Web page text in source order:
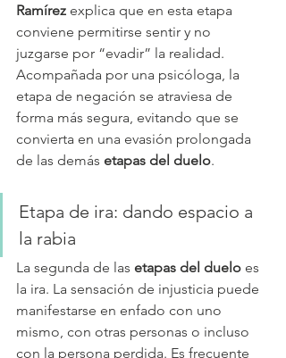
Ramírez explica que en esta etapa
conviene permitirse sentir y no
juzgarse por “evadir” la realidad.
Acompañada por una psicóloga, la
etapa de negación se atraviesa de
forma más segura, evitando que se
convierta en una evasión prolongada
de las demás etapas del duelo.
Etapa de ira: dando espacio a
la rabia
La segunda de las etapas del duelo es
la ira. La sensación de injusticia puede
manifestarse en enfado con uno
mismo, con otras personas o incluso
con la persona perdida. Es frecuente